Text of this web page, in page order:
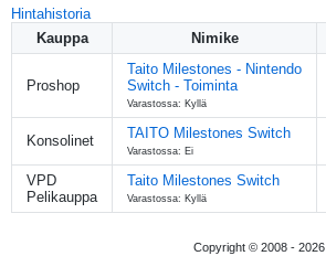
Hintahistoria
Kauppa
Nimike
Proshop
Taito Milestones - Nintendo
Switch - Toiminta
Varastossa: Kyllä
Konsolinet TAITO Milestones Switch
Varastossa: Ei
VPD
Pelikauppa
Taito Milestones Switch
Varastossa: Kyllä
Copyright © 2008 - 2026